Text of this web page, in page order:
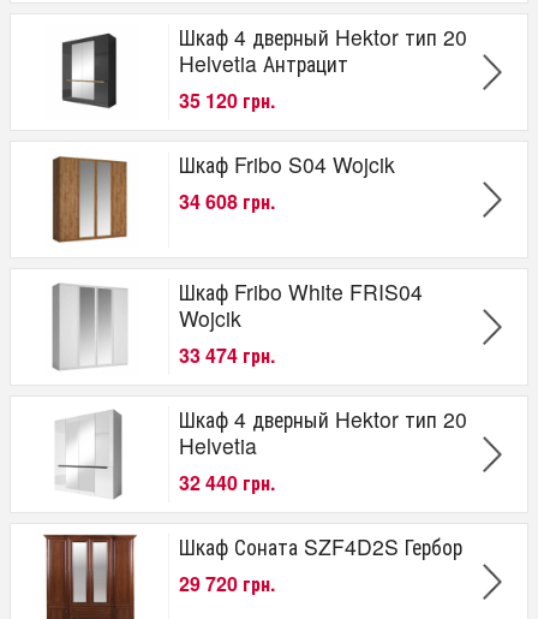
Шкаф 4 дверный Hektor тип 20
Helvetia Антрацит
35 120 грн.
Шкаф Fribo S04 Wojcik
34 608 грн.
Шкаф Fribo White FRIS04
Wojcik
33 474 грн.
Шкаф 4 дверный Hektor тип 20
Helvetia
32 440 грн.
Шкаф Соната SZF4D2S Гербор
29 720 грн.